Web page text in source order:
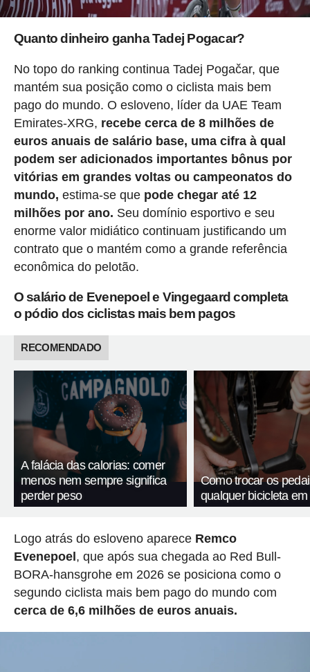
Quanto dinheiro ganha Tadej Pogacar?
No topo do ranking continua Tadej Pogačar, que
mantém sua posição como o ciclista mais bem
pago do mundo. O esloveno, líder da UAE Team
Emirates-XRG, recebe cerca de 8 milhões de
euros anuais de salário base, uma cifra à qual
podem ser adicionados importantes bônus por
vitórias em grandes voltas ou campeonatos do
mundo, estima-se que pode chegar até 12
milhões por ano. Seu domínio esportivo e seu
enorme valor midiático continuam justificando um
contrato que o mantém como a grande referência
econômica do pelotão.
O salário de Evenepoel e Vingegaard completa
o pódio dos ciclistas mais bem pagos
RECOMENDADO
A falácia das calorias: comer
menos nem sempre significa
perder peso
Como trocar os
qualquer bicicleta
Logo atrás do esloveno aparece Remco
Evenepoel, que após sua chegada ao Red Bull-
BORA-hansgrohe em 2026 se posiciona como o
segundo ciclista mais bem pago do mundo com
cerca de 6,6 milhões de euros anuais.